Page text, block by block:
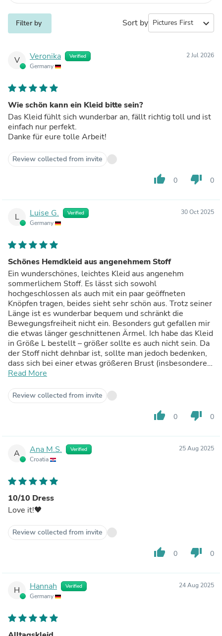
Filter by Sort by expand_more
V Veronika Verified
Germany
2 Jul 2026
Wie schön kann ein Kleid bitte sein?
Das Kleid fühlt sich wunderbar an, fällt richtig toll und ist
einfach nur perfekt.
Danke für eure tolle Arbeit!
Review collected from invite
thumb_up 0 thumb_down 0
L Luise G. Verified
Germany
30 Oct 2025
Schönes Hemdkleid aus angenehmem Stoff
Ein wunderschönes, leichtes Kleid aus angenehm
sommerlichem Stoff. Es lässt sich sowohl
hochgeschlossen als auch mit ein paar geöffneten
Knöpfen tragen, beides sieht sehr schön aus. Trotz seiner
Länge ist es wunderbar bequem und schränkt die
Bewegungsfreiheit nicht ein. Besonders gut gefallen mir
die etwas länger geschnittenen Ärmel. Ich habe das Kleid
in Größe L bestellt – größer sollte es auch nicht sein. Da
der Stoff nicht dehnbar ist, sollte man jedoch bedenken,
dass sich bei einer etwas größeren Brust (insbesondere
in der Stillzeit) die Knopfleiste im Brustbereich leicht
Read More
Review collected from invite
thumb_up 0 thumb_down 0
A Ana M.S. Verified
Croatia
25 Aug 2025
10/10 Dress
Love it!🖤
Review collected from invite
thumb_up 0 thumb_down 0
H Hannah Verified
Germany
24 Aug 2025